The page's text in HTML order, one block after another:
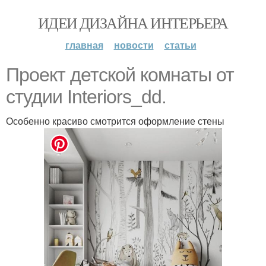
ИДЕИ ДИЗАЙНА ИНТЕРЬЕРА
главная новости статьи
Проект детской комнаты от
студии Interiors_dd.
Особенно красиво смотрится оформление стены